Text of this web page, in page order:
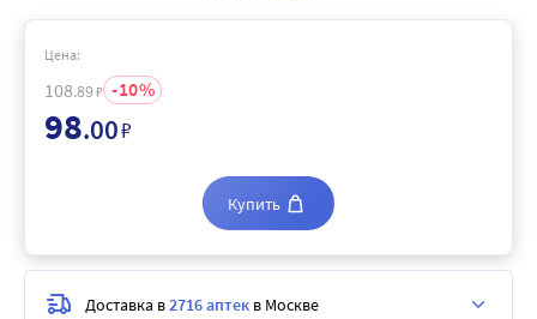
Цена:
108.89₽ 10
98.00₽
Купить
Доставка в2716 аптек в Москве